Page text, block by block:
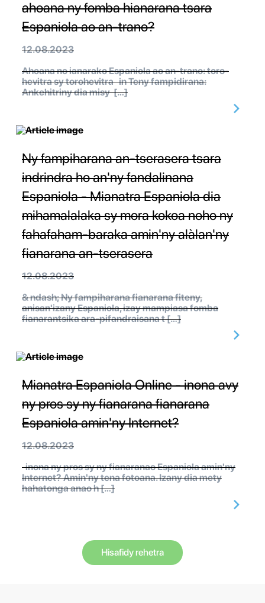
ahoana ny fomba hianarana tsara
Espaniola ao an-trano?
12.08.2023
Ahoana no ianarako Espaniola ao an-trano: toro-
hevitra sy torohevitra in Teny fampidirana:
Ankehitriny dia misy […]
Ny fampiharana an-tserasera tsara
indrindra ho an'ny fandalinana
Espaniola - Mianatra Espaniola dia
mihamalalaka sy mora kokoa noho ny
fahafaham-baraka amin'ny alàlan'ny
fianarana an-tserasera
12.08.2023
& ndash; Ny fampiharana fianarana fiteny,
anisan'izany Espaniola, izay mampiasa fomba
fianarantsika ara-pifandraisana t […]
Mianatra Espaniola Online - inona avy
ny pros sy ny fianarana fianarana
Espaniola amin'ny Internet?
12.08.2023
inona ny pros sy ny fianaranao Espaniola amin'ny
Internet? Amin'ny tena fotoana. Izany dia mety
hahatonga anao h […]
Hisafidy rehetra